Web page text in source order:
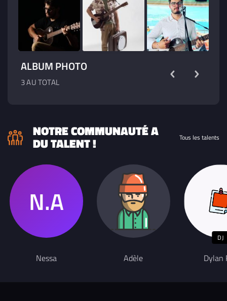
ALBUM PHOTO
3 AU TOTAL
NOTRE COMMUNAUTÉ A
DU TALENT ! Tous les talents
Nessa Adèle
DJ
Dylan